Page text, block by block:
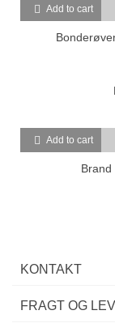
Add to cart
Add to cart
KONTAKT
FRAGT OG